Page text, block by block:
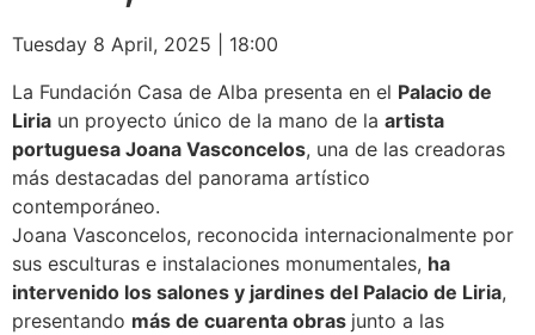
Tuesday 8 April, 2025 18:00
La Fundación Casa de Alba presenta en el Palacio de
Liria un proyecto único de la mano de la artista
portuguesa Joana Vasconcelos, una de las creadoras
más destacadas del panorama artístico
contemporáneo.
Joana Vasconcelos, reconocida internacionalmente por
sus esculturas e instalaciones monumentales, ha
intervenido los salones y jardines del Palacio de Liria,
presentando más de cuarenta obras junto a las